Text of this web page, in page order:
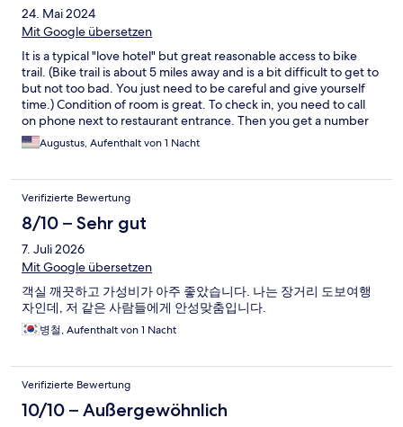
24. Mai 2024
Mit Google übersetzen
It is a typical "love hotel" but great reasonable access to bike
trail. (Bike trail is about 5 miles away and is a bit difficult to get to
but not too bad. You just need to be careful and give yourself
time.) Condition of room is great. To check in, you need to call
on phone next to restaurant entrance. Then you get a number
and you can put your bike in garage. You need to push buttons
to get in and out. But the proprietor was super helpful. They
clothes
Augustus, Aufenthalt von 1 Nacht
Verifizierte Bewertung
8/10 – Sehr gut
7. Juli 2026
Mit Google übersetzen
객실 깨끗하고 가성비가 아주 좋았습니다. 나는 장거리 도보여행
자인데, 저 같은 사람들에게 안성맞춤입니다.
병철, Aufenthalt von 1 Nacht
Verifizierte Bewertung
10/10 – Außergewöhnlich